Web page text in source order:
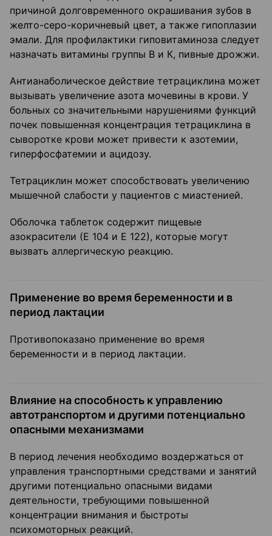
причиной долговременного окрашивания зубов в
желто-серо-коричневый цвет, а также гипоплазии
эмали. Для профилактики гиповитаминоза следует
назначать витамины группы В и К, пивные дрожжи.
Антианаболическое действие тетрациклина может
вызывать увеличение азота мочевины в крови. У
больных со значительными нарушениями функций
почек повышенная концентрация тетрациклина в
сыворотке крови может привести к азотемии,
гиперфосфатемии и ацидозу.
Тетрациклин может способствовать увеличению
мышечной слабости у пациентов с миастенией.
Оболочка таблеток содержит пищевые
азокрасители (Е 104 и Е 122), которые могут
вызвать аллергическую реакцию.
Применение во время беременности и в
период лактации
Противопоказано применение во время
беременности и в период лактации.
Влияние на способность к управлению
автотранспортом и другими потенциально
опасными механизмами
В период лечения необходимо воздержаться от
управления транспортными средствами и занятий
другими потенциально опасными видами
деятельности, требующими повышенной
концентрации внимания и быстроты
психомоторных реакций.